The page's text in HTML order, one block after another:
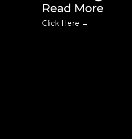
Read More
Click Here →